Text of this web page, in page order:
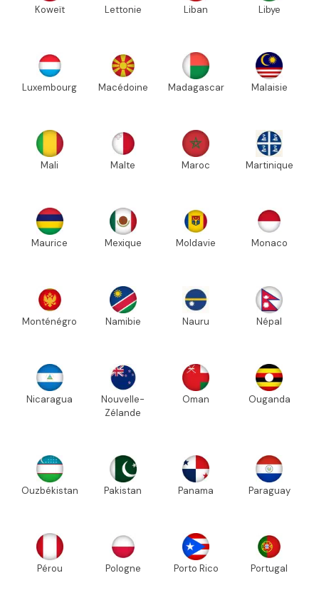
Koweït Lettonie Liban Libye
Luxembourg Macédoine Madagascar Malaisie
Mali Malte Maroc Martinique
Maurice Mexique Moldavie Monaco
Monténégro Namibie Nauru Népal
Nicaragua
Nouvelle-
Zélande
Oman Ouganda
Ouzbékistan Pakistan Panama Paraguay
Pérou Pologne Porto Rico Portugal